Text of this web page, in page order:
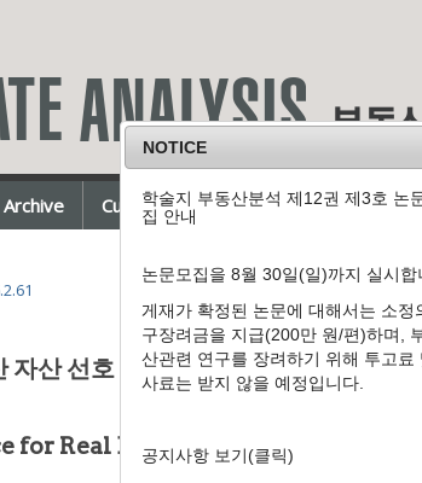
Current Issue For Authors
자산 선호 분석*
for Real Estate Assets according
NOTICE
학술지 부동산분석 제12권 제3호 논
집 안내
논문모집을 8월 30일(일)까지 실시합
게재가 확정된 논문에 대해서는 소정
구장려금을 지급(200만 원/편)하며,
산관련 연구를 장려하기 위해 투고료
사료는 받지 않을 예정입니다.
공지사항 보기(클릭)